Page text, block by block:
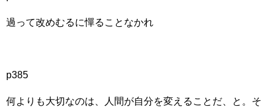
過って改めむるに憚ることなかれ
p385
何よりも大切なのは、人間が自分を変えることだ、と。そ